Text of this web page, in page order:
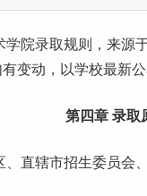
院录取规则，来源
变动，以学校最新公
第四章 录取
直辖市招生委员会